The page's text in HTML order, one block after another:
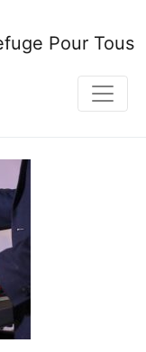
Pour Tous